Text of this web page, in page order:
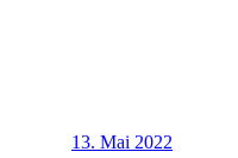
13. Mai 2022